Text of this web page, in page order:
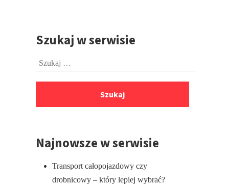
PrzejdźSzukaj w serwisie
Szukaj:
Najnowsze w serwisie
Transport całopojazdowy czy
drobnicowy – który lepiej wybrać?